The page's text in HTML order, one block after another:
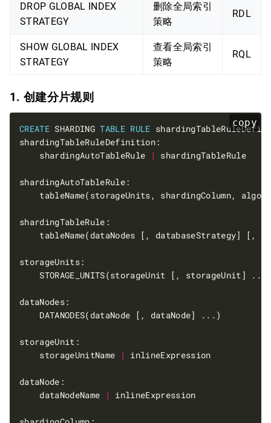
DROP GLOBAL INDEX
STRATEGY
删除全局索引
策略
RDL
SHOW GLOBAL INDEX
STRATEGY
查看全局索引
策略
RQL
1. 创建分片规则
copy
CREATE SHARDING TABLE RULE
    shardingAutoTableRule
| shardingTableRule
    storageUnitName
|
    dataNodeName
|